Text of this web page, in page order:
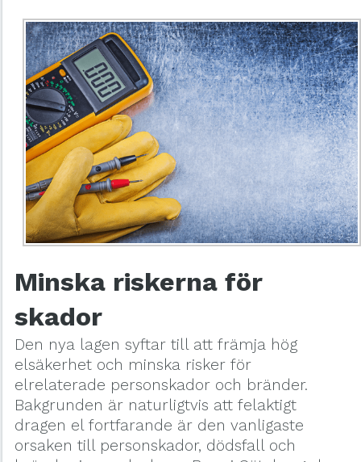
Minska riskerna för
skador
Den nya lagen syftar till att främja hög
elsäkerhet och minska risker för
elrelaterade personskador och bränder.
Bakgrunden är naturligtvis att felaktigt
dragen el fortfarande är den vanligaste
orsaken till personskador, dödsfall och